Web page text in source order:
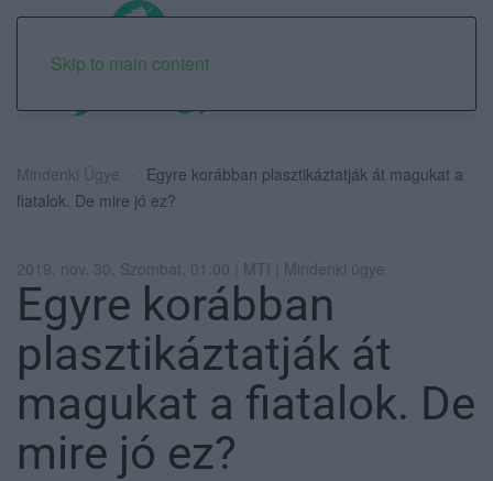
Skip to main content
Mindenki Ügye
Egyre korábban plasztikáztatják át magukat a
fiatalok. De mire jó ez?
2019. nov. 30. Szombat, 01:00 | MTI | Mindenki ügye
Egyre korábban
plasztikáztatják át
magukat a fiatalok. De
mire jó ez?